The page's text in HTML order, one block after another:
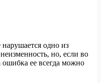
одно из
но, если во
ошибка ее всегда можно